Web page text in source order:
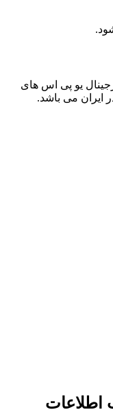
یو پی اس های
ایران می باشد.
اطلاعات